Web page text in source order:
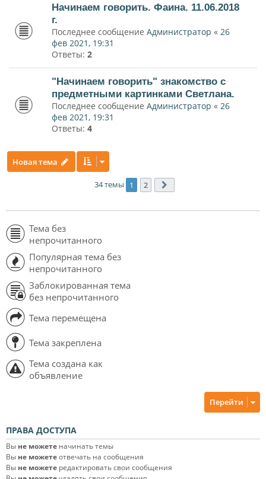
Начинаем говорить. Фаина. 11.06.2018
г.
Последнее сообщение Администратор « 26
фев 2021, 19:31
Ответы: 2
"Начинаем говорить" знакомство с
предметными картинками Светлана.
Последнее сообщение Администратор « 26
фев 2021, 19:31
Ответы: 4
Новая тема
34 темы 1 2
Тема без
непрочитанного
Популярная тема без
непрочитанного
Заблокированная тема
без непрочитанного
Тема перемещена
Тема закреплена
Тема создана как
объявление
Перейти
ПРАВА ДОСТУПА
Вы не можете начинать темы
Вы не можетеотвечать на сообщения
Вы не можете редактировать свои сообщения